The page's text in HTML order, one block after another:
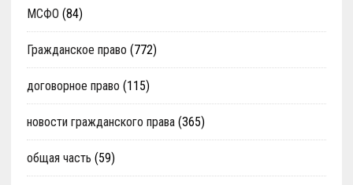
МСФО (84)
Гражданское право (772)
договорное право (115)
новости гражданского права(365)
общая часть (59)